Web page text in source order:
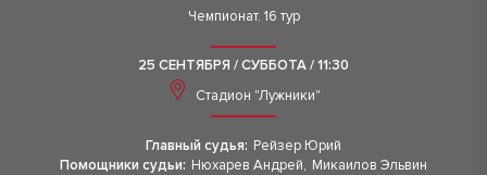
Чемпионат. 16 тур
25 СЕНТЯБРЯ / СУББОТА / 11:30
Стадион "Лужники"
Главный судья: Рейзер Юрий
Помощники судьи: Нюхарев Андрей, Микаилов Эльвин